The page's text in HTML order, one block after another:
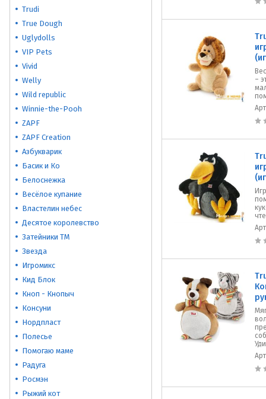
Trudi
True Dough
Uglydolls
VIP Pets
Vivid
Welly
Wild republic
Winnie-the-Pooh
ZAPF
ZAPF Creation
Азбукварик
Басик и Ко
Белоснежка
Весёлое купание
Властелин небес
Десятое королевство
Затейники ТМ
Звезда
Игромикс
Кид Блок
Кноп - Кнопыч
Консуни
Нордпласт
Полесье
Помогаю маме
Радуга
Росмэн
Рыжий кот
–